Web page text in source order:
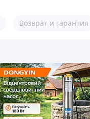
Возврат и гарантия